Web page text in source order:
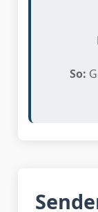
So: